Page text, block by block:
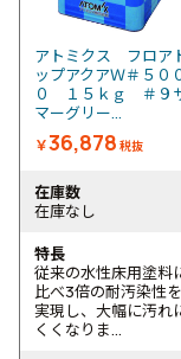
アトミクス フロア
ップアクアＷ＃５０
０ １５ｋｇ ＃９
マーグリー...
￥36,878 税抜
在庫数
在庫なし
特長
従来の水性床用塗料
比べ3倍の耐汚染性を
実現し、大幅に汚れ
くくなりま...